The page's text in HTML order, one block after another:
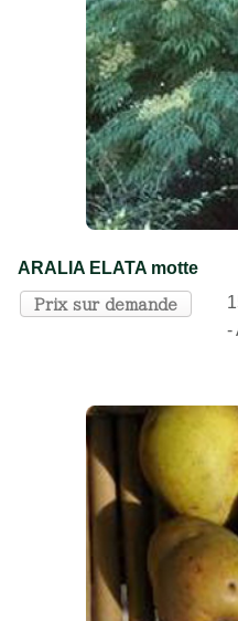
ARALIA ELATA motte
Prix sur demande
-